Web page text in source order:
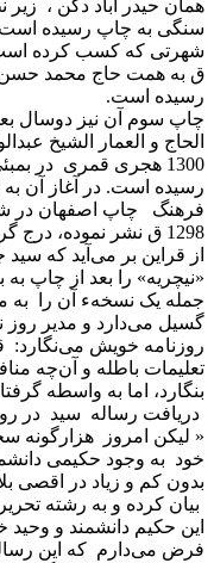
همان حیدر آباد دکن ،
سنگی به چاپ رسیده است
ق به همت حاج محمد حسن
رسیده است.
چاپ سوم آن نیز دوسال
الحاج و العمار الشیخ
1300 هجری قمری در
رسیده است. در آغاز آن به
1298 ق نشر نموده، درج گردیده است.
از قراین بر می‌آید که
«نیچریه» را بعد از چاپ
جمله یک نسخهء آن را به
گسیل می‌دارد و مدیر روز
روزنامه خویش
تعلیمات باطله و آن‌چه
بنگارد، اما به واسطه
دریافت رساله سید در
« لیکن امروز هزارگونه
خود به وجود حکیمی
بدون کم و زیاد در اقصی
بیان کرده و به رشته
این حکیم دانشمند و
فرض می‌دارم که این